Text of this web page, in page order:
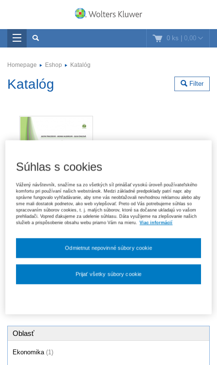
0 ks | 0,00
Homepage Eshop Katalóg
Filter
Katalóg
Produkty1 - 1 / 1
Oblasť
Ekonomika (1)
Súhlas s cookies
Vážený návštevník, snažíme sa zo všetkých síl prinášať vysokú úroveň používateľského
komfortu pri používaní našich webstránok. Medzi základné predpoklady patrí napr. aby
správne fungovalo vyhľadávanie, aby sme vás neobťažovali nevhodnou reklamou alebo aby
sme mali dostatok podnetov, ako web vylepšovať. Preto od Vás potrebujeme súhlas so
spracovaním súborov cookies, t. j. malých súborov, ktoré sa dočasne ukladajú vo vašom
prehliadači. Vopred ďakujeme za udelenie súhlasu. Dáta využijeme na zlepšovanie našich
služieb a prispôsobenie obsahu webu priamo Vám na mieru.
Viac informácií
Odmietnut nepovinné súbory cookie
Prijať všetky súbory cookie